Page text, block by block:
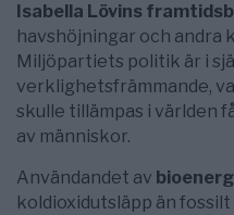
Isabella Lövins
havshöjningar och andra
Miljöpartiets politik är i
verklighetsfrämmande,
skulle tillämpas i världen
av människor.
Användandet av
koldioxidutsläpp än